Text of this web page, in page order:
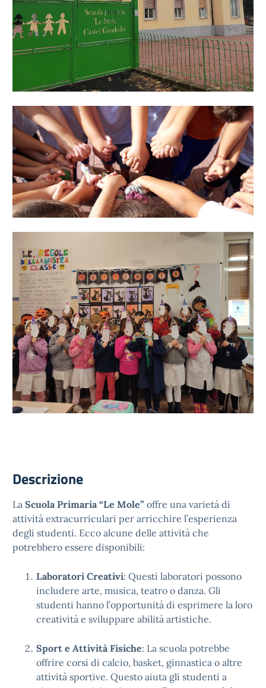
Descrizione
La Scuola Primaria “Le Mole” offre una varietà di
attività extracurriculari per arricchire l’esperienza
degli studenti. Ecco alcune delle attività che
potrebbero essere disponibili:
Laboratori Creativi: Questi laboratori possono
includere arte, musica, teatro o danza. Gli
studenti hanno l’opportunità di esprimere la loro
creatività e sviluppare abilità artistiche.
Sport e Attività Fisiche: La scuola potrebbe
offrire corsi di calcio, basket, ginnastica o altre
attività sportive. Questo aiuta gli studenti a